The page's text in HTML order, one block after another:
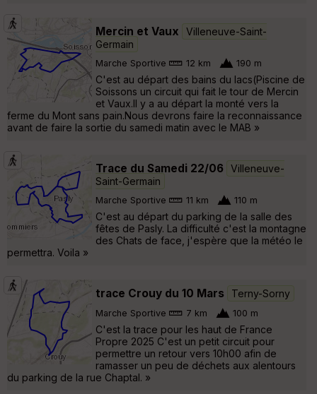
Mercin et Vaux
Villeneuve-Saint-
Germain
Marche Sportive 12 km 190 m
C'est au départ des bains du lacs(Piscine de
Soissons un circuit qui fait le tour de Mercin
et Vaux.Il y a au départ la monté vers la
ferme du Mont sans pain.Nous devrons faire la reconnaissance
avant de faire la sortie du samedi matin avec le MAB »
Trace du Samedi 22/06
Villeneuve-
Saint-Germain
Marche Sportive 11 km 110 m
C'est au départ du parking de la salle des
fêtes de Pasly. La difficulté c'est la montagne
des Chats de face, j'espère que la météo le
permettra. Voila »
trace Crouy du 10 Mars Terny-Sorny
Marche Sportive 7 km 100 m
C'est la trace pour les haut de France
Propre 2025 C'est un petit circuit pour
permettre un retour vers 10h00 afin de
ramasser un peu de déchets aux alentours
du parking de la rue Chaptal. »